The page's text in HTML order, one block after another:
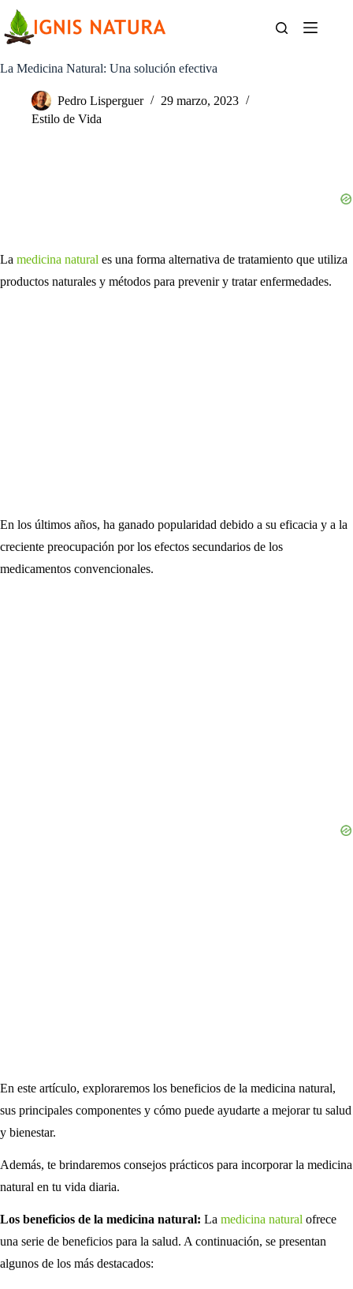
contenido
La Medicina Natural: Una solución efectiva
Pedro Lisperguer
29 marzo, 2023
Estilo de Vida
La medicina natural es una forma alternativa de tratamiento que utiliza
productos naturales y métodos para prevenir y tratar enfermedades.
En los últimos años, ha ganado popularidad debido a su eficacia y a la
creciente preocupación por los efectos secundarios de los
medicamentos convencionales.
En este artículo, exploraremos los beneficios de la medicina natural,
sus principales componentes y cómo puede ayudarte a mejorar tu salud
y bienestar.
Además, te brindaremos consejos prácticos para incorporar la medicina
natural en tu vida diaria.
Los beneficios de la medicina natural: La medicina natural ofrece
una serie de beneficios para la salud. A continuación, se presentan
algunos de los más destacados: